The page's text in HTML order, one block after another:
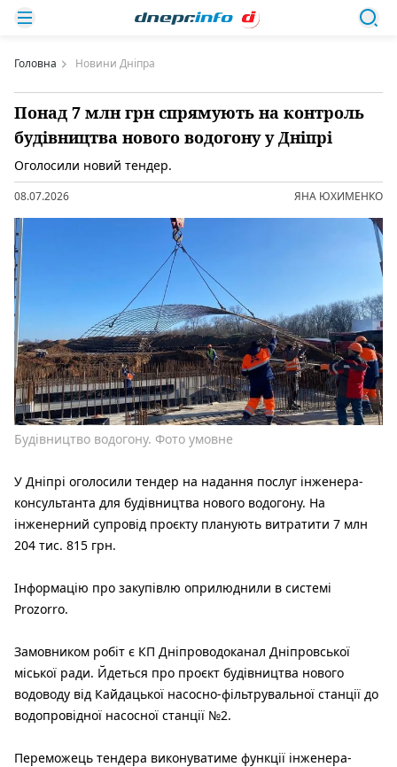
Головна Новини Дніпра
Понад 7 млн грн спрямують на контроль
будівництва нового водогону у Дніпрі
Оголосили новий тендер.
08.07.2026 ЯНА ЮХИМЕНКО
Будівництво водогону. Фото умовне
У Дніпрі оголосили тендер на надання послуг інженера-
консультанта для будівництва нового водогону. На
інженерний супровід проєкту планують витратити 7 млн
204 тис. 815 грн.
Інформацію про закупівлю оприлюднили в системі
Prozorro.
Замовником робіт є КП Дніпроводоканал Дніпровської
міської ради. Йдеться про проєкт будівництва нового
водоводу від Кайдацької насосно-фільтрувальної станції до
водопровідної насосної станції №2.
Переможець тендера виконуватиме функції інженера-